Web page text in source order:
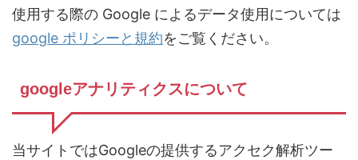
使用する際の Google によるデータ使用については
google ポリシーと規約をご覧ください。
googleアナリティクスについて
当サイトではGoogleの提供するアクセク解析ツー